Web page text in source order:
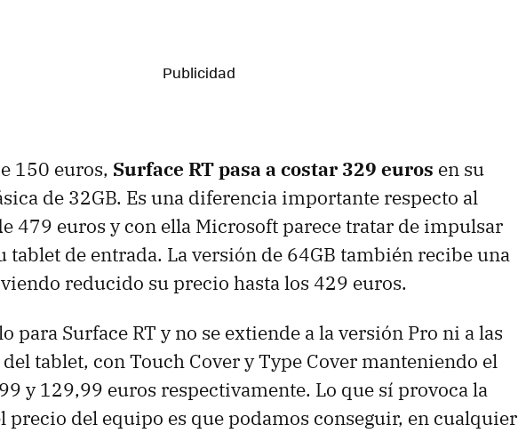
150 euros, Surface RT pasa a costar 329 euros en su
de 32GB. Es una diferencia importante respecto al
479 euros y con ella Microsoft parece tratar de impulsar
tablet de entrada. La versión de 64GB también recibe una
reducido su precio hasta los 429 euros.
para Surface RT y no se extiende a la versión Pro ni a las
tablet, con Touch Cover y Type Cover manteniendo el
y 129,99 euros respectivamente. Lo que sí provoca la
precio del equipo es que podamos conseguir, en cualquier